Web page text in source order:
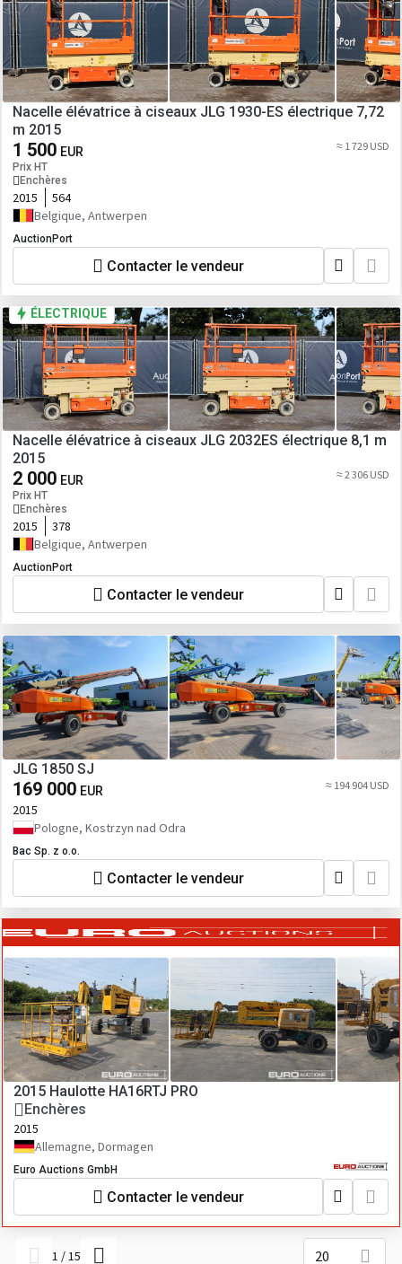
Nacelle élévatrice à ciseaux JLG 1930-ES électrique 7,72
m 2015
1 500 EUR
Prix HT
Enchères
≈ 1 729 USD
2015
564
Belgique, Antwerpen
AuctionPort
Contacter le vendeur
ÉLECTRIQUE
Nacelle élévatrice à ciseaux JLG 2032ES électrique 8,1 m
2015
2 000 EUR
Prix HT
Enchères
≈ 2 306 USD
2015
378
Belgique, Antwerpen
AuctionPort
Contacter le vendeur
JLG 1850 SJ
169 000 EUR ≈ 194 904 USD
2015
Pologne, Kostrzyn nad Odra
Bac Sp. z o.o.
Contacter le vendeur
2015 Haulotte HA16RTJ PRO
Enchères
2015
Allemagne, Dormagen
Euro Auctions GmbH
Contacter le vendeur
1 /15 20